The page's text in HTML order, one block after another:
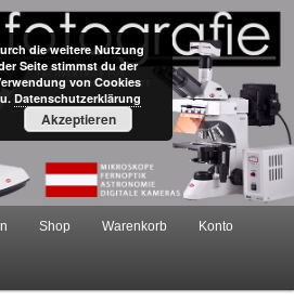
Onlineshop –
Shop Warenkorb Konto
die weitere Nutzung
Seite stimmst du der
von Cookies
Datenschutzerklärung
Akzeptieren